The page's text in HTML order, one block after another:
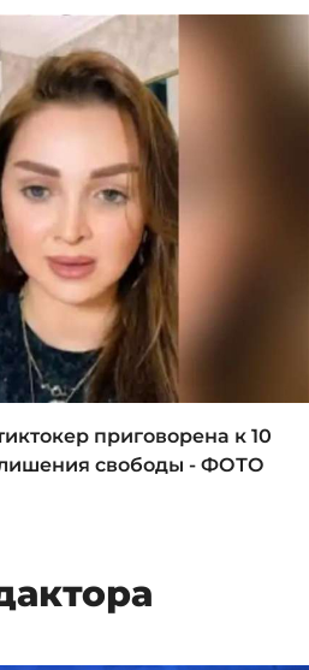
приговорена к 10
свободы - ФОТО